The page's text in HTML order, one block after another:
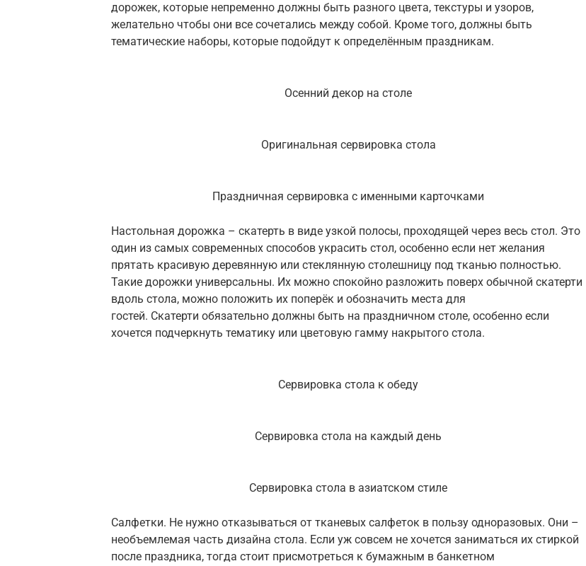
дорожек, которые непременно должны быть разного цвета, текстуры и узоров,
желательно чтобы они все сочетались между собой. Кроме того, должны быть
тематические наборы, которые подойдут к определённым праздникам.
Осенний декор на столе
Оригинальная сервировка стола
Праздничная сервировка с именными карточками
Настольная дорожка – скатерть в виде узкой полосы, проходящей через весь стол. Это
один из самых современных способов украсить стол, особенно если нет желания
прятать красивую деревянную или стеклянную столешницу под тканью полностью.
Такие дорожки универсальны. Их можно спокойно разложить поверх обычной скатерти
вдоль стола, можно положить их поперёк и обозначить места для
гостей. Скатерти обязательно должны быть на праздничном столе, особенно если
хочется подчеркнуть тематику или цветовую гамму накрытого стола.
Сервировка стола к обеду
Сервировка стола на каждый день
Сервировка стола в азиатском стиле
Салфетки. Не нужно отказываться от тканевых салфеток в пользу одноразовых. Они –
необъемлемая часть дизайна стола. Если уж совсем не хочется заниматься их стиркой
после праздника, тогда стоит присмотреться к бумажным в банкетном